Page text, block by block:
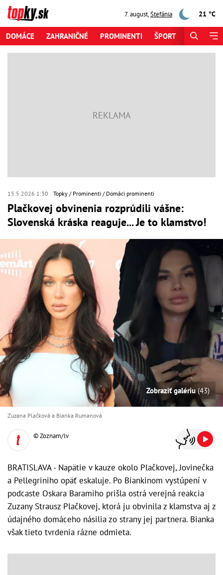
7. august,Štefánia 21 °C
DOMÁCE ZAHRANIČNÉ PROMINENTI ŠPORT
15.5.2026 1:30 Topky Prominenti Domáci prominenti
Plačkovej obvinenia rozprúdili vášne:
Slovenská kráska reaguje... Je to klamstvo!
Zobraziť galériu(43)
Zuzana Plačková a Bianka Rumanová
© Zoznam/lv
BRATISLAVA - Napätie v kauze okolo Plačkovej, Jovinečka
a Pellegriniho opäť eskaluje. Po Biankinom vystúpení v
podcaste Oskara Baramiho prišla ostrá verejná reakcia
Zuzany Strausz Plačkovej, ktorá ju obvinila z klamstva aj z
údajného domáceho násilia zo strany jej partnera. Bianka
však tieto tvrdenia rázne odmieta.